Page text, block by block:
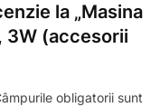
la „Masina
3W (accesorii
obligatorii sunt